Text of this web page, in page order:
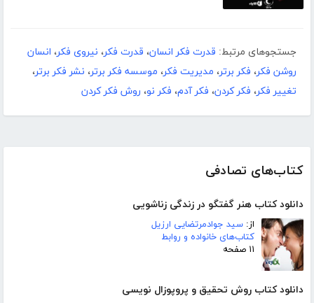
کتاب‌های تصادفی
دانلود کتاب هنر گفتگو در زندگی زناشویی
از: سید جوادمرتضایی ارزیل
کتاب‌های خانواده و روابط
۱۱ صفحه
دانلود کتاب روش تحقیق و پروپوزال نویسی
جستجوهای مرتبط: قدرت فکر انسان، قدرت فکر، نیروی فکر، انسان
روشن فکر، فکر برتر، مدیریت فکر، موسسه فکر برتر، نشر فکر برتر،
تغییر فکر، فکر کردن، فکر آدم، فکر نو، روش فکر کردن